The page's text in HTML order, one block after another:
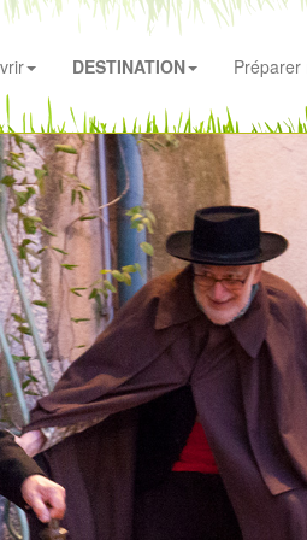
DESTINATION Préparer